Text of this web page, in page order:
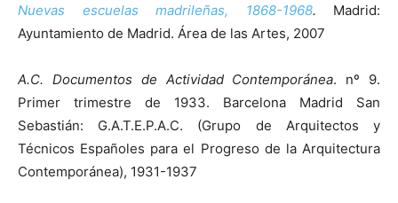
Nuevas escuelas madrileñas, 1868-1968. Madrid:
Ayuntamiento de Madrid. Área de las Artes, 2007
A.C. Documentos de Actividad Contemporánea. nº 9.
Primer trimestre de 1933. Barcelona Madrid San
Sebastián: G.A.T.E.P.A.C. (Grupo de Arquitectos y
Técnicos Españoles para el Progreso de la Arquitectura
Contemporánea), 1931-1937